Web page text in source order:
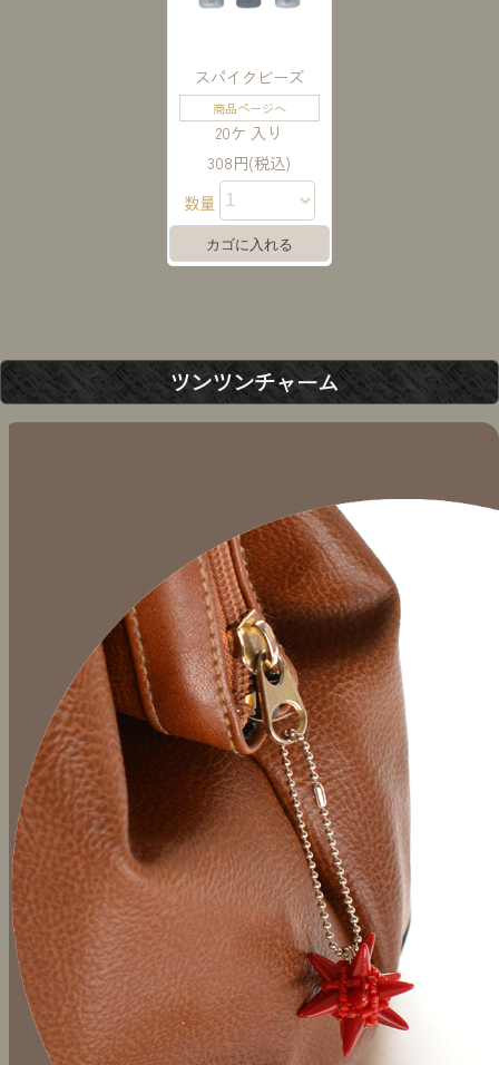
スパイクビーズ
商品ページへ
20ケ 入り
308円(税込)
数量
ツンツンチャーム